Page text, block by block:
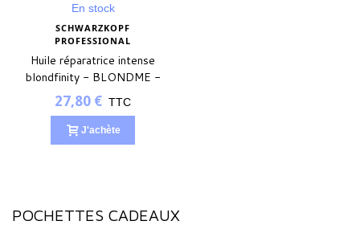
En stock
SCHWARZKOPF
PROFESSIONAL
Huile réparatrice intense
blondfinity - BLONDME -
50ml
27,80 € TTC
J'achète
POCHETTES CADEAUX